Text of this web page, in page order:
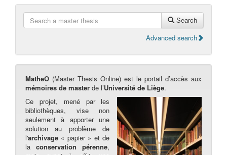
Search
Advanced search
MatheO (Master Thesis Online) est le portail d’accès aux
mémoires de master de l’Université de Liège.
Ce projet, mené par les
bibliothèques, vise non
seulement à apporter une
solution au problème de
l'archivage « papier » et de
laconservation pérenne,